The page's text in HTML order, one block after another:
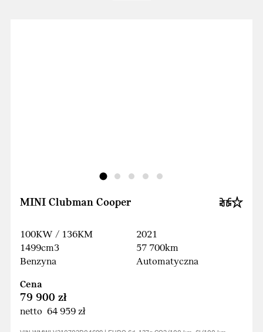
MINI Clubman Cooper
100KW / 136KM
1499cm3
Benzyna
2021
57 700km
Automatyczna
Cena
79 900 zł
netto 64 959 zł